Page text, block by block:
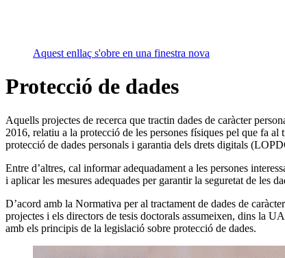
Aquest enllaç s'obre en una finestra nova
Protecció de dades
Aquells projectes de recerca que tractin dades de caràcter
2016, relatiu a la protecció de les persones físiques pel que fa
protecció de dades personals i garantia dels drets digitals
Entre d’altres, cal informar adequadament a les persones
i aplicar les mesures adequades per garantir la seguretat de les
D’acord amb la Normativa per al tractament de dades de
projectes i els directors de tesis doctorals assumeixen, dins la
amb els principis de la legislació sobre protecció de dades.